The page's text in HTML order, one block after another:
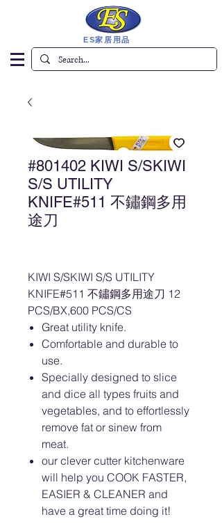
ES家居用品
#801402 KIWI S/SKIWI
S/S UTILITY
KNIFE#511 不鏽鋼多用
途刀
KIWI S/SKIWI S/S UTILITY
KNIFE#511 不鏽鋼多用途刀 12
PCS/BX,600 PCS/CS
Great utility knife.
Comfortable and durable to
use.
Specially designed to slice
and dice all types fruits and
vegetables, and to effortlessly
remove fat or sinew from
meat.
our clever cutter kitchenware
will help you COOK FASTER,
EASIER & CLEANER and
have a great time doing it!